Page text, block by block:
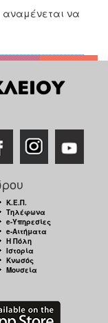
αναμένεται να
Κ.Ε.Π.
Τηλέφωνα
e-Υπηρεσίες
e-Αιτήματα
Η Πόλη
Ιστορία
Κνωσός
Μουσεία